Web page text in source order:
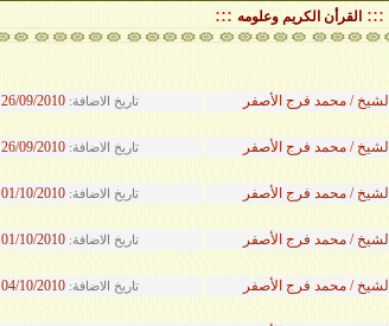
::: القرأن الكريم وعلومه :::
تاريخ الاضافة: 26/09/2010 الشيخ / محمد فرج الأصفر
تاريخ الاضافة: 26/09/2010 الشيخ / محمد فرج الأصفر
تاريخ الاضافة: 01/10/2010 الشيخ / محمد فرج الأصفر
تاريخ الاضافة: 01/10/2010 الشيخ / محمد فرج الأصفر
تاريخ الاضافة: 04/10/2010 الشيخ / محمد فرج الأصفر